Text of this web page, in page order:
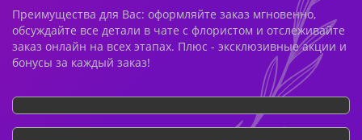
Преимущества для Вас: оформляйте заказ мгновенно,
обсуждайте все детали в чате с флористом и отслеживайте
заказ онлайн на всех этапах. Плюс - эксклюзивные акции и
бонусы за каждый заказ!